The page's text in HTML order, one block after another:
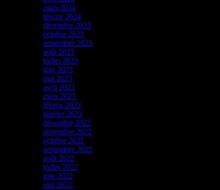
mars 2024
février 2024
décembre 2023
octobre 2023
septembre 2023
août 2023
juillet 2023
juin 2023
mai 2023
avril 2023
mars 2023
février 2023
janvier 2023
décembre 2022
novembre 2022
octobre 2022
septembre 2022
août 2022
juillet 2022
juin 2022
mai 2022